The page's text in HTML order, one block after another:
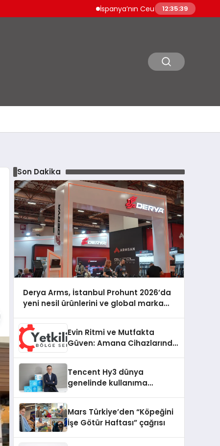
İspanya’nın Ceuta Sınırında Göçmen
12:35:40
Son Dakika
Derya Arms, İstanbul Prohunt 2026’da
yeni nesil ürünlerini ve global marka
Evin Ritmi ve Mutfakta
Güven: Amana Cihazlarında
Tencent Hy3 dünya
genelinde kullanıma
Mars Türkiye’den “Köpeğini
İşe Götür Haftası” çağrısı